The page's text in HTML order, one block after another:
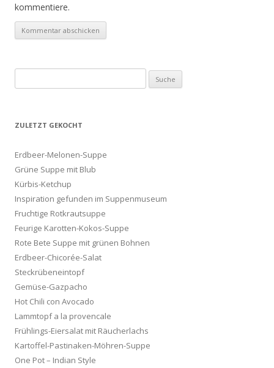
kommentiere.
nach:
ZULETZT GEKOCHT
Erdbeer-Melonen-Suppe
Grüne Suppe mit Blub
Kürbis-Ketchup
Inspiration gefunden im Suppenmuseum
Fruchtige Rotkrautsuppe
Feurige Karotten-Kokos-Suppe
Rote Bete Suppe mit grünen Bohnen
Erdbeer-Chicorée-Salat
Steckrübeneintopf
Gemüse-Gazpacho
Hot Chili con Avocado
Lammtopf a la provencale
Frühlings-Eiersalat mit Räucherlachs
Kartoffel-Pastinaken-Möhren-Suppe
One Pot – Indian Style